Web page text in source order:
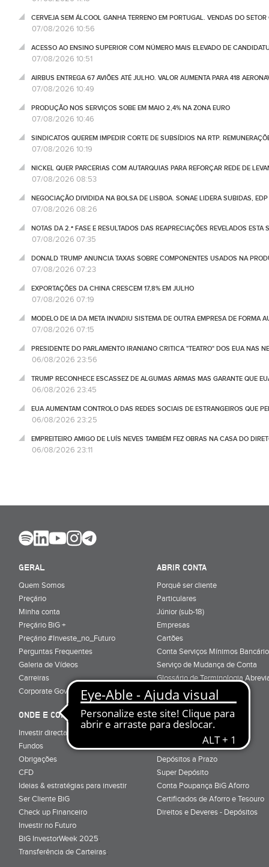
CERVEJA SEM ÁLCOOL GANHA TERRENO EM PORTUGAL. VENDAS DO
07/08/2026 10:56
ACESSO AO ENSINO SUPERIOR COM NÚMERO MAIS ELEVADO DE
07/08/2026 10:51
AIRBUS ENTREGA 67 AVIÕES ATÉ JULHO. VALOR AUMENTA PARA 418
07/08/2026 10:49
PRODUÇÃO NOS SERVIÇOS SOBE EM MAIO 2,4% NA ZONA EURO
07/08/2026 10:46
SINDICATOS QUEREM IMPEDIR CORTE DE SUBSÍDIOS NA RTP.
07/08/2026 10:19
NICKEL QUER PARCERIAS COM AUTARQUIAS PARA REFORÇAR REDE DE
07/08/2026 08:53
NEGOCIAÇÃO DIVIDIDA NA BOLSA DE LISBOA. SONAE LIDERA SUBIDAS, EDP
07/08/2026 08:26
NOTAS DA 2.ª FASE E RESULTADOS DAS REAPRECIAÇÕES REVELADOS ESTA
07/08/2026 07:35
DONALD TRUMP ANUNCIA TAXAS SOBRE COMPONENTES USADOS NA
07/08/2026 07:23
EXPORTAÇÕES DA CHINA CRESCEM 17,8% EM JULHO
07/08/2026 07:19
MODELO DE IA DA META INVADIU SISTEMA DE OUTRA EMPRESA DE FORMA
07/08/2026 07:15
PRESIDENTE DO PARLAMENTO IRANIANO CRITICA "TEATRO" DOS EUA NAS
06/08/2026 23:56
TRUMP RECONHECE ESCASSEZ DE ALGUMAS ARMAS MAS GARANTE QUE
06/08/2026 23:45
EUA AUMENTAM CONTROLO DAS REDES SOCIAIS DE ESTRANGEIROS QUE
06/08/2026 23:25
EMPREITEIRO AMIGO DE LUÍS NEVES TAMBÉM FEZ OBRAS NA CASA DO
06/08/2026 23:11
GERAL
Quem Somos
Preçário
Minha conta
Preçário BiG +
Preçário #Investe_no_Futuro
Perguntas Frequentes
Galeria de Vídeos
Carreiras
Corporate Governance
ABRIR CONTA
Porquê ser cliente
Particulares
Júnior (sub-18)
Empresas
Cartões
Conta Serviços Mínimos
Serviço de Mudança de Conta
Glossário de Terminologia
Informação Pré-Contratual
ONDE E COMO INVESTIR
Investir directamente em bolsa
Fundos
Obrigações
CFD
Ideias & estratégias para investir
Ser Cliente BiG
Check up Financeiro
Investir no Futuro
BiG InvestorWeek 2025;
Transferência de Carteiras;
ONDE E COMO POUPAR
Renda Mensal
Depósitos a Prazo
Super Depósito
Conta Poupança BiG Aforro
Certificados de Aforro e Tesouro
Direitos e Deveres - Depósitos